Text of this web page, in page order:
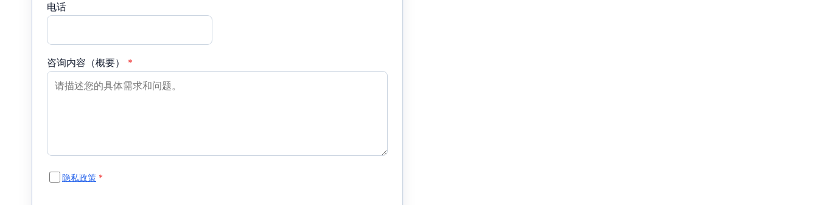
电话
咨询内容（概要） *
隐私政策 *